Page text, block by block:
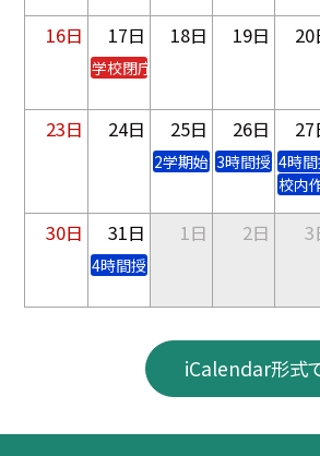
16日 17日
学校閉庁日
18日 19日 20
23日 24日 25日
2学期始業式
26日
3時間授業
27
4時
校内
30日 31日
4時間授業
1日 2日 3
iCalendar形式